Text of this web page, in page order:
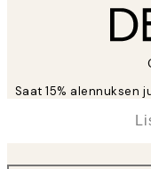
Saat 15% alennuksen